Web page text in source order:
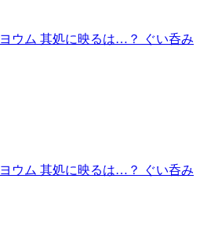
ヨウム 其処に映るは…？ ぐい呑み
ヨウム 其処に映るは…？ ぐい呑み